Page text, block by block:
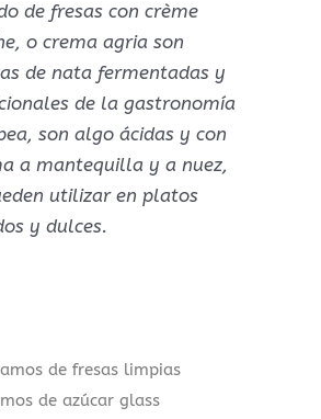
de fresas con crème
o crema agria son
de nata fermentadas y
de la gastronomía
son algo ácidas y con
a mantequilla y a nuez,
utilizar en platos
y dulces.
de fresas limpias
de azúcar glass